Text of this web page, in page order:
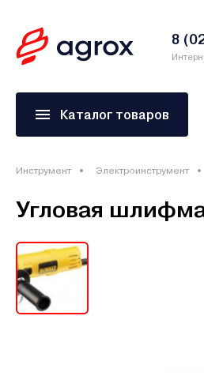
8
Каталог товаров
Инструмент Электроинструмент
Угловая